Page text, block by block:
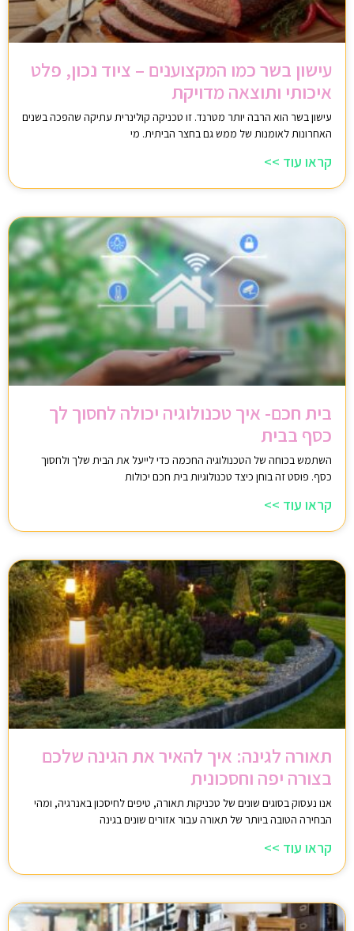
עישון בשר כמו המקצוענים – ציוד נכון, פלט
איכותי ותוצאה מדויקת
עישון בשר הוא הרבה יותר מטרנד. זו טכניקה קולינרית עתיקה שהפכה בשנים
האחרונות לאומנות של ממש גם בחצר הביתית. מי
קראו עוד >>
בית חכם- איך טכנולוגיה יכולה לחסוך לך
כסף בבית
השתמש בכוחה של הטכנולוגיה החכמה כדי לייעל את הבית שלך ולחסוך
כסף. פוסט זה בוחן כיצד טכנולוגיות בית חכם יכולות
קראו עוד >>
תאורה לגינה: איך להאיר את הגינה שלכם
בצורה יפה וחסכונית
אנו נעסוק בסוגים שונים של טכניקות תאורה, טיפים לחיסכון באנרגיה, ומהי
הבחירה הטובה ביותר של תאורה עבור אזורים שונים בגינה
קראו עוד >>